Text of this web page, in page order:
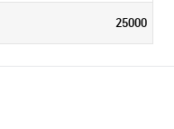
25000